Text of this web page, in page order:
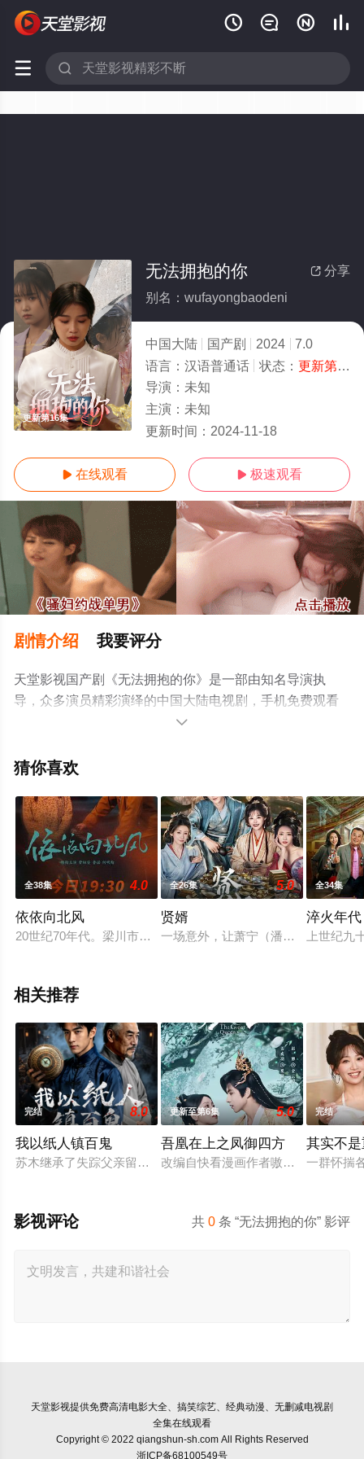
   
 
更新第16集
 分享
无法拥抱的你
别名：wufayongbaodeni
中国大陆 国产剧 2024
7.0
语言： 汉语普通话 状态： 更新第16集
导演： 未知
主演： 未知
更新时间： 2024-11-18
 在线观看  极速观看
剧情介绍 我要评分
天堂影视国产剧《无法拥抱的你》是一部由知名导演执
导，众多演员精彩演绎的中国大陆电视剧，手机免费观看
高清未删减完整版电视剧全集就上电影天堂网，更多相关

猜你喜欢
全38集 4.0
依依向北风
20世纪70年代。梁川市的一群知青在下乡时结下了深厚情谊，
全26集 5.0
贤婿
一场意外，让萧宁（潘毅鸿 饰）魂
全34集
淬火年代
上世纪
相关推荐
完结 8.0
我以纸人镇百鬼
苏木继承了失踪父亲留下的白事馆，本想低调扎纸维生，却因
更新至第6集 5.0
吾凰在上之凤御四方
改编自快看漫画作者嗷小泽的独家连
完结
其实不
一群怀揣
共0 条 “无法拥抱的你” 影评
影视评论
天堂影视提供免费高清电影大全、搞笑综艺、经典动漫、无删减电视剧
全集在线观看
Copyright © 2022 qiangshun-sh.com All Rights Reserved
浙ICP备68100549号